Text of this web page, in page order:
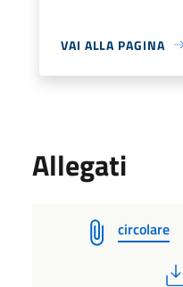
VAI ALLA PAGINA
Allegati
circolare